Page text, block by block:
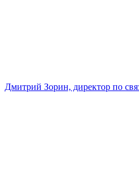
Дмитрий Зорин, директор по